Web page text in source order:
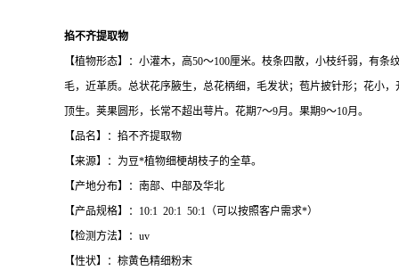
掐不齐提取物
【植物形态】：小灌木，高50～100厘米。枝条四散，小枝纤弱，有
毛，近革质。总状花序腋生，总花柄细，毛发状；苞片披针形；花小
顶生。荚果圆形，长常不超出萼片。花期7～9月。果期9～10月。
【品名】：掐不齐提取物
【来源】：为豆*植物细梗胡枝子的全草。
【产地分布】：南部、中部及华北
【产品规格】：10:1 20:1 50:1（可以按照客户需求*）
【检测方法】：uv
【性状】：棕黄色精细粉末